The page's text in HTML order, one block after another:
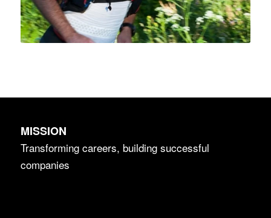
MISSION
Transforming careers, building successful
companies